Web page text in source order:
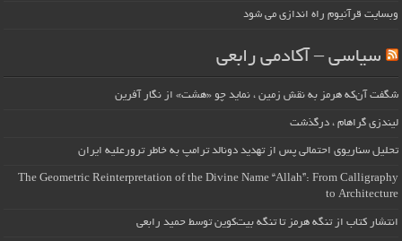
وبسایت قرآنیوم راه اندازی می شود
سیاسی – آکادمی رابعی
شگفت آن‌که هرمز به نقش زمین ، نماید چو «هشت» از نگار آفرین
لیندزی گراهام ، درگذشت
تحلیل سناریوی احتمالی پس از تهدید دونالد ترامپ به خاطر ترورعلیه ایران
The Geometric Reinterpretation of the Divine Name “Allah”: From Calligraphy
to Architecture
انتشار کتاب از تنگه هرمز تا تنگه بیت‌کوین توسط حمید رابعی